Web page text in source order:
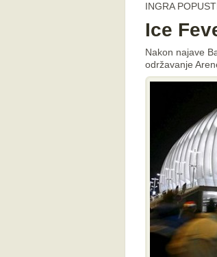
INGRA
Ice
Nakon najave
održavanje